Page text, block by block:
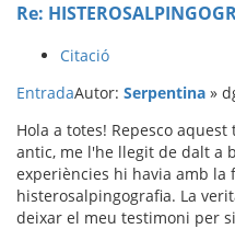
Re:
Citació
EntradaAutor: Serpentina »
Hola a totes! Repesco
antic, me l'he llegit de dalt a
experiències hi havia amb la
histerosalpingografia. La
deixar el meu testimoni per